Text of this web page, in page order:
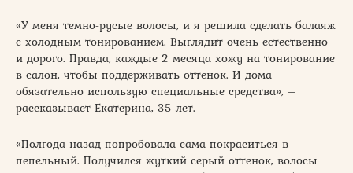
«У меня темно-русые волосы, и я решила сделать балаяж
с холодным тонированием. Выглядит очень естественно
и дорого. Правда, каждые 2 месяца хожу на тонирование
в салон, чтобы поддерживать оттенок. И дома
обязательно использую специальные средства», –
рассказывает Екатерина, 35 лет.
«Полгода назад попробовала сама покраситься в
пепельный. Получился жуткий серый оттенок, волосы